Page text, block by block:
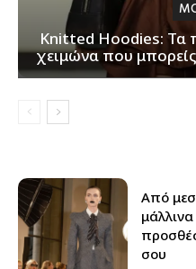
Knitted Hoodies: Τα
χειμώνα που
Από
σου